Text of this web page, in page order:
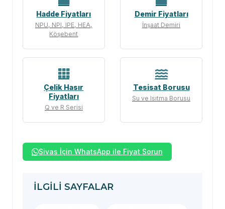
Hadde Fiyatları
NPU, NPI, IPE, HEA,
Köşebent
Demir Fiyatları
İnşaat Demiri
Çelik Hasır
Fiyatları
Q ve R Serisi
Tesisat Borusu
Su ve Isıtma Borusu
Sivas İçin WhatsApp ile Fiyat Sorun
İLGILI SAYFALAR